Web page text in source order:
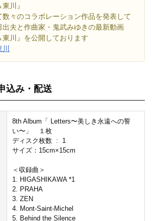
川』
数々のコラボレーション作品を発表して
出夫と作曲家・鬼武みゆきの最新動画
東川』を公開しております
込み・配送
8th Album「 Letters〜美しき永遠への誓
い〜」 １枚
ディスク枚数 ‏ : ‎ 1
サイズ：15cm×15cm
＜収録曲＞
1. HIGASHIKAWA *1
2. PRAHA
3. ZEN
4. Mont-Saint-Michel
5. Behind the Silence